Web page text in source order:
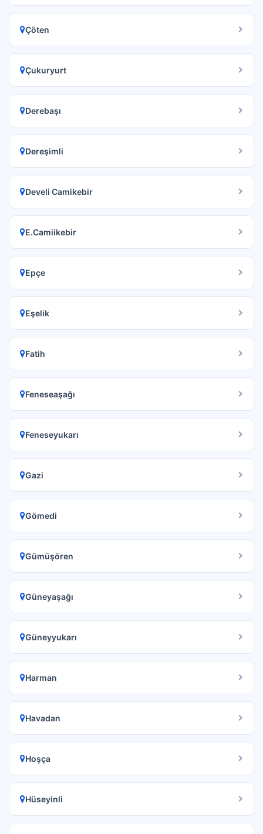
Çöten
Çukuryurt
Derebaşı
Dereşimli
Develi Camikebir
E.Camiikebir
Epçe
Eşelik
Fatih
Feneseaşağı
Feneseyukarı
Gazi
Gömedi
Gümüşören
Güneyaşağı
Güneyyukarı
Harman
Havadan
Hoşça
Hüseyinli